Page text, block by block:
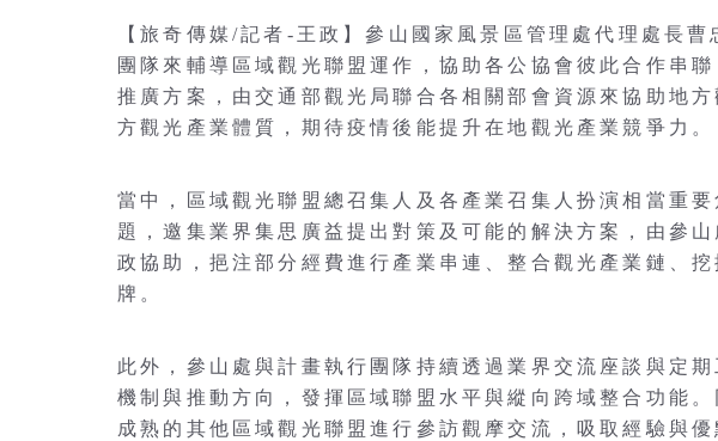
【旅奇傳媒/記者-王政】參山國家風景區管理處代理處長
團隊來輔導區域觀光聯盟運作，協助各公協會彼此合作串
推廣方案，由交通部觀光局聯合各相關部會資源來協助地
方觀光產業體質，期待疫情後能提升在地觀光產業競爭力。
當中，區域觀光聯盟總召集人及各產業召集人扮演相當重
題，邀集業界集思廣益提出對策及可能的解決方案，由參
政協助，挹注部分經費進行產業串連、整合觀光產業鏈、
牌。
此外，參山處與計畫執行團隊持續透過業界交流座談與定
機制與推動方向，發揮區域聯盟水平與縱向跨域整合功能
成熟的其他區域觀光聯盟進行參訪觀摩交流，吸取經驗與優